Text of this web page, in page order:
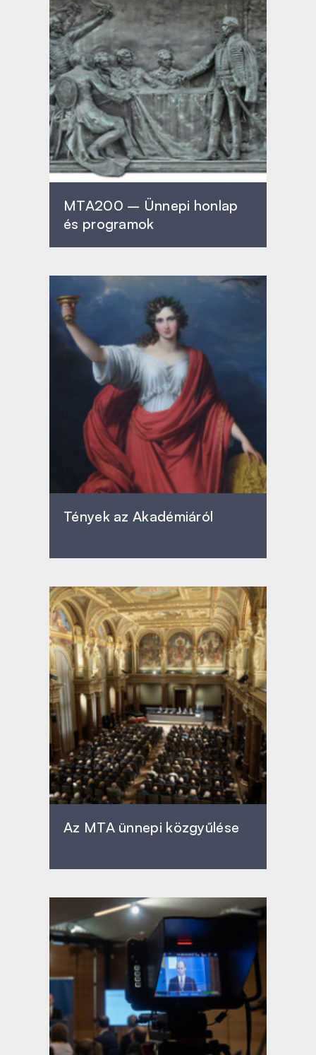
MTA200 – Ünnepi honlap
és programok
Tények az Akadémiáról
Az MTA ünnepi közgyűlése